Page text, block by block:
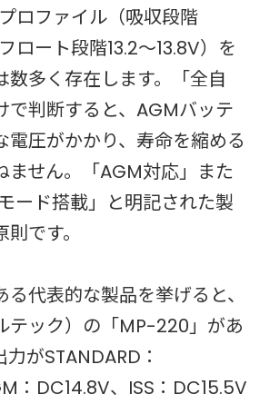
ロファイル（吸収段階
ロート段階13.2〜13.8V）を
数多く存在します。「全自
で判断すると、AGMバッテ
電圧がかかり、寿命を縮める
ません。「AGM対応」また
ード搭載」と明記された製
です。
代表的な製品を挙げると、
テック）の「MP-220」があ
がSTANDARD：
：DC14.8V、ISS：DC15.5V